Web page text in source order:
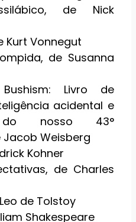
de Nick
Kurt Vonnegut
de Susanna
Livro de
acidental e
do nosso 43°
Jacob Weisberg
Kohner
de Charles
de Tolstoy
Shakespeare